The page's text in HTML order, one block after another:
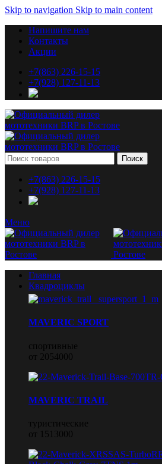
Skip to navigation Skip to main content
Напишите нам
Контакты
Акции
+7(863) 226-15-15
+7(928) 127-11-13
Поиск
+7(863) 226-15-15
+7(928) 127-11-13
Меню
Главная
Квадроциклы
MAVERIC SPORT
спортивные
от 2054000
MAVERIC TRAIL
туристические
от 1513000